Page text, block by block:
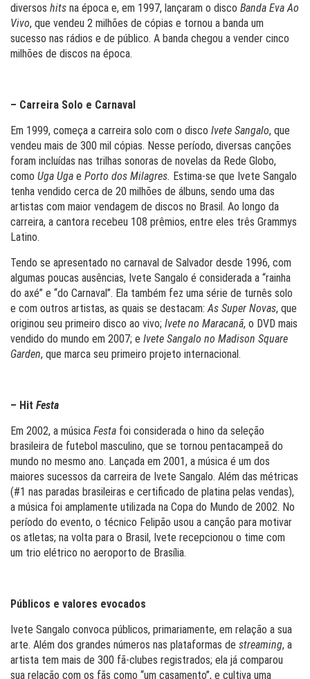
diversos hits na época e, em 1997, lançaram o disco Banda Eva Ao
Vivo, que vendeu 2 milhões de cópias e tornou a banda um
sucesso nas rádios e de público. A banda chegou a vender cinco
milhões de discos na época.
– Carreira Solo e Carnaval
Em 1999, começa a carreira solo com o disco Ivete Sangalo, que
vendeu mais de 300 mil cópias. Nesse período, diversas canções
foram incluídas nas trilhas sonoras de novelas da Rede Globo,
como Uga Uga e Porto dos Milagres. Estima-se que Ivete Sangalo
tenha vendido cerca de 20 milhões de álbuns, sendo uma das
artistas com maior vendagem de discos no Brasil. Ao longo da
carreira, a cantora recebeu 108 prêmios, entre eles três Grammys
Latino.
Tendo se apresentado no carnaval de Salvador desde 1996, com
algumas poucas ausências, Ivete Sangalo é considerada a “rainha
do axé” e “do Carnaval”. Ela também fez uma série de turnês solo
e com outros artistas, as quais se destacam: As Super Novas, que
originou seu primeiro disco ao vivo; Ivete no Maracanã, o DVD mais
vendido do mundo em 2007; e Ivete Sangalo no Madison Square
Garden, que marca seu primeiro projeto internacional.
– Hit Festa
Em 2002, a música Festa foi considerada o hino da seleção
brasileira de futebol masculino, que se tornou pentacampeã do
mundo no mesmo ano. Lançada em 2001, a música é um dos
maiores sucessos da carreira de Ivete Sangalo. Além das métricas
(#1 nas paradas brasileiras e certificado de platina pelas vendas),
a música foi amplamente utilizada na Copa do Mundo de 2002. No
período do evento, o técnico Felipão usou a canção para motivar
os atletas; na volta para o Brasil, Ivete recepcionou o time com
um trio elétrico no aeroporto de Brasília.
Públicos e valores evocados
Ivete Sangalo convoca públicos, primariamente, em relação a sua
arte. Além dos grandes números nas plataformas de streaming, a
artista tem mais de 300 fã-clubes registrados; ela já comparou
sua relação com os fãs como “um casamento”, e cultiva uma